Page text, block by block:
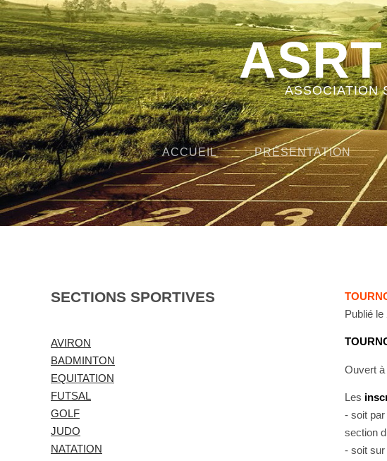
ASSOCIATION
ACCUEIL PRÉSENTATION
SECTIONS SPORTIVES
AVIRON
BADMINTON
EQUITATION
FUTSAL
GOLF
JUDO
NATATION
Publié le
Ouvert
Les
- soit
section
- soit sur